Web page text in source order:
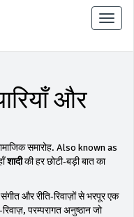
टॉगल
से
और
समारोह. Also known as
शादीकी हर छोटी‑बड़ी बात का
और रीति‑रिवाज़ों से भरपूर एक
रिवाज़, परम्परागत अनुष्ठान जो